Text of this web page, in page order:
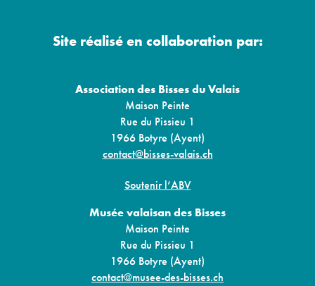
Site réalisé en collaboration par:
Association des Bisses du Valais
Maison Peinte
Rue du Pissieu 1
1966 Botyre (Ayent)
contact@bisses-valais.ch
Soutenir l’ABV
Musée valaisan des Bisses
Maison Peinte
Rue du Pissieu 1
1966 Botyre (Ayent)
contact@musee-des-bisses.ch